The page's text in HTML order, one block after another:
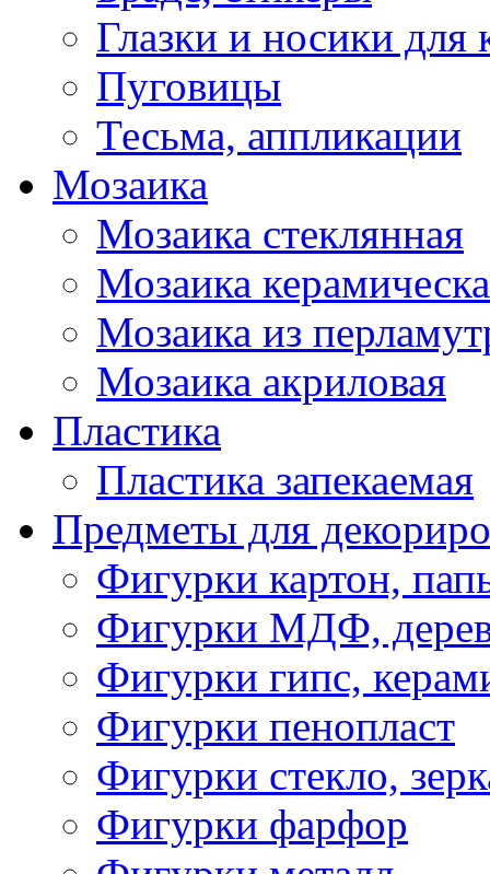
Глазки и носики для
Пуговицы
Тесьма, аппликации
Мозаика
Мозаика стеклянная
Мозаика
Мозаика из
Мозаика акриловая
Пластика
Пластика запекаемая
Предметы для
Фигурки картон,
Фигурки МДФ,
Фигурки гипс,
Фигурки пенопласт
Фигурки стекло,
Фигурки фарфор